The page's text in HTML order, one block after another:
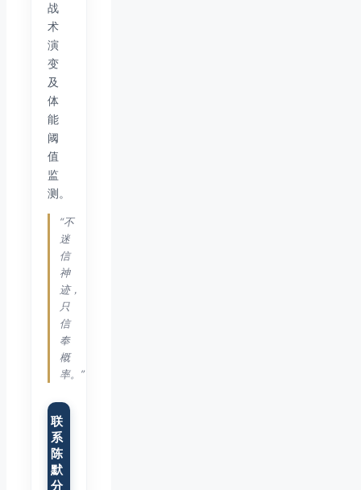
战
术
演
变
及
体
能
阈
值
监
测。
“不
迷
信
神
迹，
只
信
奉
概
率。”
联
系
陈
默
分